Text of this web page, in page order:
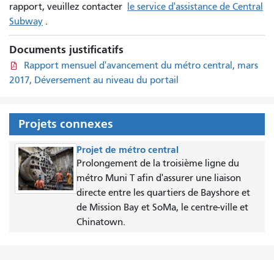
rapport, veuillez contacter
le service d'assistance de Central
Subway .
Documents justificatifs
Rapport mensuel d'avancement du métro central, mars
2017, Déversement au niveau du portail
Projets connexes
Projet de métro central
Prolongement de la troisième ligne du
métro Muni T afin d'assurer une liaison
directe entre les quartiers de Bayshore et
de Mission Bay et SoMa, le centre-ville et
Chinatown.